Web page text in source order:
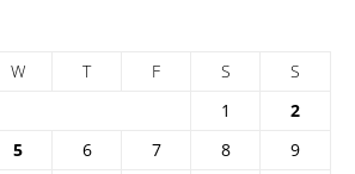
W T F S
S
1
2
5 6 7 8 9